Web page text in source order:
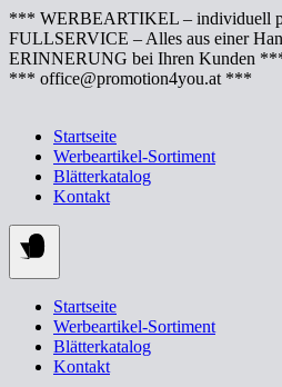
Springe
zum
Inhalt
*** WERBEARTIKEL – individuell
FULLSERVICE – Alles aus einer
ERINNERUNG bei Ihren Kunden
*** office@promotion4you.at ***
Startseite
Werbeartikel-Sortiment
Blätterkatalog
Kontakt
Startseite
Werbeartikel-Sortiment
Blätterkatalog
Kontakt